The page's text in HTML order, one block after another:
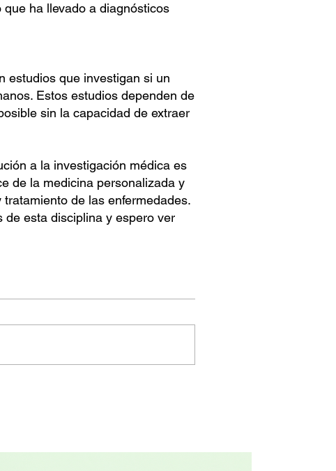
ha llevado a diagnósticos
estudios que investigan si un
Estos estudios dependen de
sin la capacidad de extraer
a la investigación médica es
de la medicina personalizada y
de las enfermedades.
de esta disciplina y espero ver